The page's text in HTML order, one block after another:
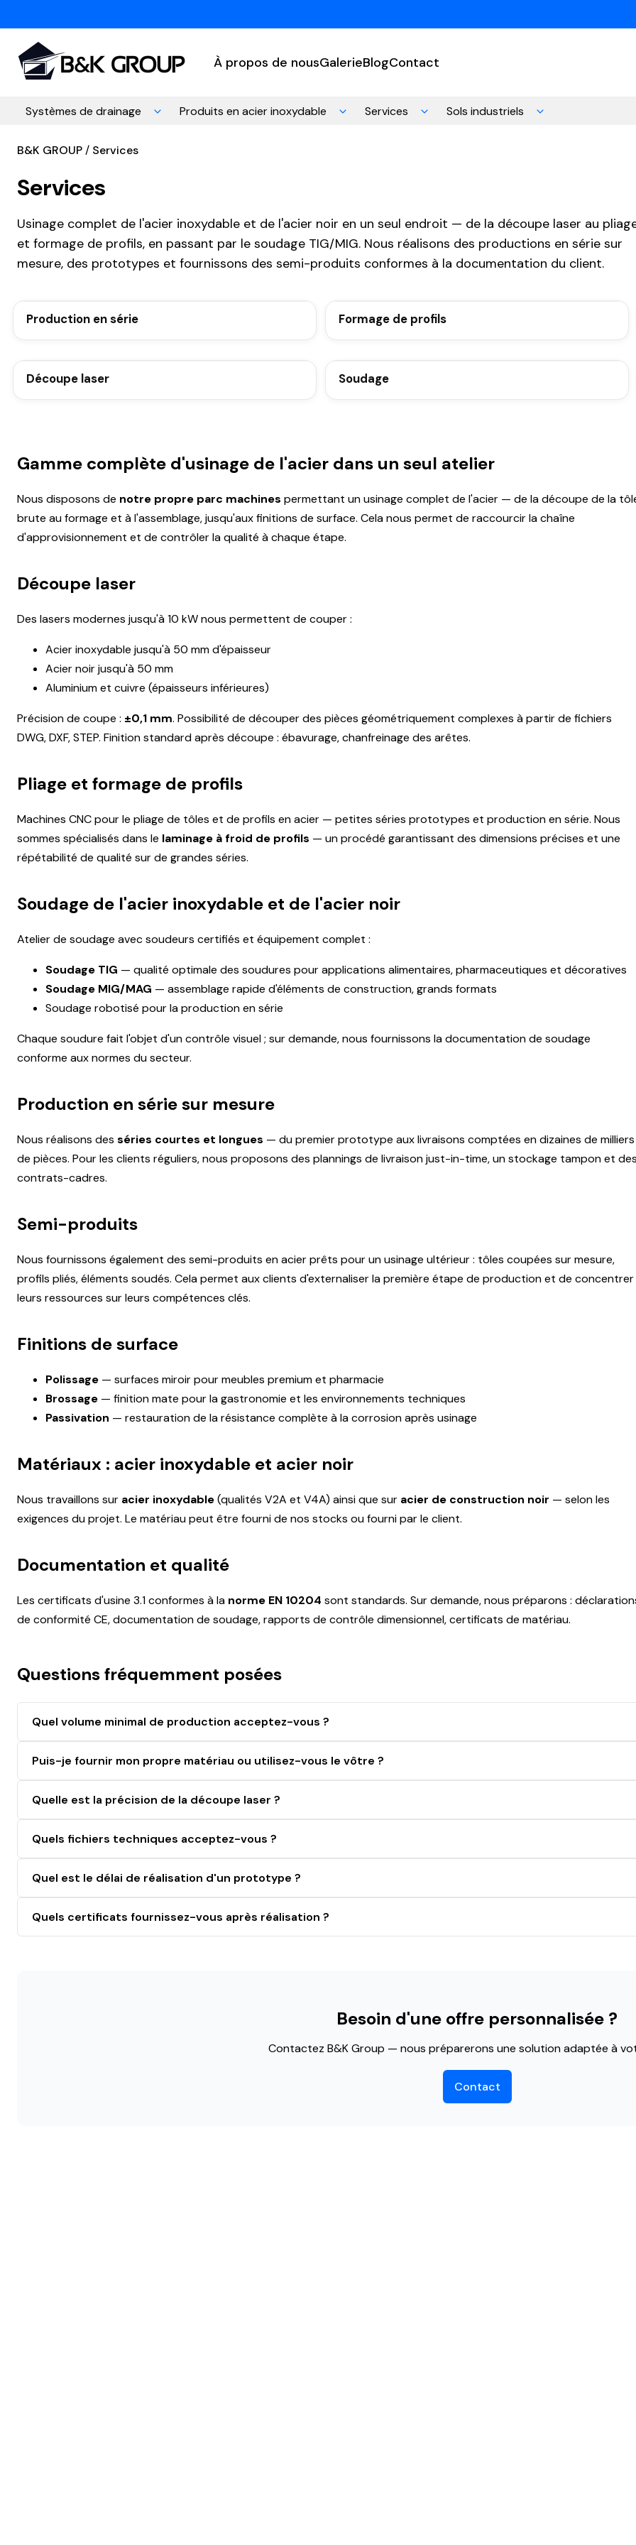
À propos de nousGalerieBlogContact
Systèmes de drainage Produits en acier inoxydable Services Sols industriels
B&K GROUP Services
Services
Usinage complet de l'acier inoxydable et de l'acier noir en un seul endroit — de la découpe laser au
et formage de profils, en passant par le soudage TIG/MIG. Nous réalisons des productions en série sur
mesure, des prototypes et fournissons des semi-produits conformes à la documentation du client.
Production en série Formage de profils
Découpe laser Soudage
Gamme complète d'usinage de l'acier dans un seul atelier
Nous disposons de notre propre parc machines permettant un usinage complet de l'acier — de la découpe de la
brute au formage et à l'assemblage, jusqu'aux finitions de surface. Cela nous permet de raccourcir la chaîne
d'approvisionnement et de contrôler la qualité à chaque étape.
Découpe laser
Des lasers modernes jusqu'à 10 kW nous permettent de couper :
Acier inoxydable jusqu'à 50 mm d'épaisseur
Acier noir jusqu'à 50 mm
Aluminium et cuivre (épaisseurs inférieures)
Précision de coupe : ±0,1 mm. Possibilité de découper des pièces géométriquement complexes à partir de fichiers
DWG, DXF, STEP. Finition standard après découpe : ébavurage, chanfreinage des arêtes.
Pliage et formage de profils
Machines CNC pour le pliage de tôles et de profils en acier — petites séries prototypes et production en série. Nous
sommes spécialisés dans le laminage à froid de profils — un procédé garantissant des dimensions précises et une
répétabilité de qualité sur de grandes séries.
Soudage de l'acier inoxydable et de l'acier noir
Atelier de soudage avec soudeurs certifiés et équipement complet :
Soudage TIG — qualité optimale des soudures pour applications alimentaires, pharmaceutiques et décoratives
Soudage MIG/MAG — assemblage rapide d'éléments de construction, grands formats
Soudage robotisé pour la production en série
Chaque soudure fait l'objet d'un contrôle visuel ; sur demande, nous fournissons la documentation de soudage
conforme aux normes du secteur.
Production en série sur mesure
Nous réalisons des séries courtes et longues — du premier prototype aux livraisons comptées en dizaines de milliers
de pièces. Pour les clients réguliers, nous proposons des plannings de livraison just-in-time, un stockage tampon et
contrats-cadres.
Semi-produits
Nous fournissons également des semi-produits en acier prêts pour un usinage ultérieur : tôles coupées sur mesure,
profils pliés, éléments soudés. Cela permet aux clients d'externaliser la première étape de production et de concentrer
leurs ressources sur leurs compétences clés.
Finitions de surface
Polissage — surfaces miroir pour meubles premium et pharmacie
Brossage — finition mate pour la gastronomie et les environnements techniques
Passivation — restauration de la résistance complète à la corrosion après usinage
Matériaux : acier inoxydable et acier noir
Nous travaillons sur acier inoxydable(qualités V2A et V4A) ainsi que sur acier de construction noir — selon les
exigences du projet. Le matériau peut être fourni de nos stocks ou fourni par le client.
Documentation et qualité
Les certificats d'usine 3.1 conformes à la norme EN 10204 sont standards. Sur demande, nous préparons :
de conformité CE, documentation de soudage, rapports de contrôle dimensionnel, certificats de matériau.
Questions fréquemment posées
Quel volume minimal de production acceptez-vous ?
Puis-je fournir mon propre matériau ou utilisez-vous le vôtre ?
Quelle est la précision de la découpe laser ?
Quels fichiers techniques acceptez-vous ?
Quel est le délai de réalisation d'un prototype ?
Quels certificats fournissez-vous après réalisation ?
Besoin d'une offre personnalisée ?
Contactez B&K Group — nous préparerons une solution adaptée à
Contact